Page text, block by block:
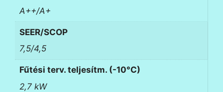
A++/A+
SEER/SCOP
7,5/4,5
Fűtési terv. teljesítm. (-10°C)
2,7 kW